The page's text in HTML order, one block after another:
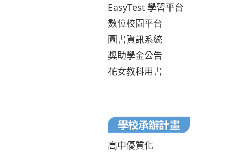
EasyTest 學習平台
數位校園平台
圖書資訊系統
獎助學金公告
花女教科用書
高中優質化